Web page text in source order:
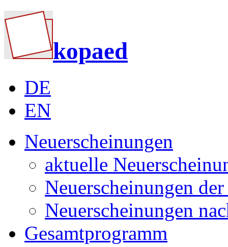
kopaed
DE
EN
Neuerscheinungen
aktuelle
Neuerscheinungen
Neuerscheinungen
Gesamtprogramm